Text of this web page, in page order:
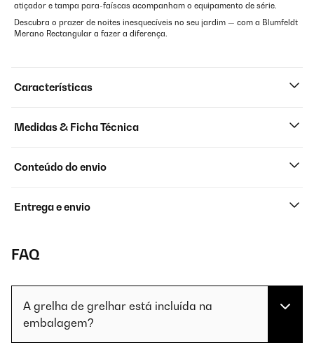
atiçador e tampa para-faíscas acompanham o equipamento de série.
Descubra o prazer de noites inesquecíveis no seu jardim — com a Blumfeldt
Merano Rectangular a fazer a diferença.
Características
Medidas & Ficha Técnica
Conteúdo do envio
Entrega e envio
FAQ
A grelha de grelhar está incluída na
embalagem?